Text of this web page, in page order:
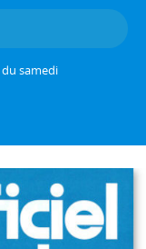
du samedi